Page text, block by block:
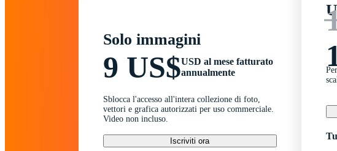
Solo immagini
9 US$USD al mese fatturato
annualmente
Sblocca l'accesso all'intera collezione di foto,
vettori e grafica autorizzati per uso commerciale.
Video non incluso.
Iscriviti ora